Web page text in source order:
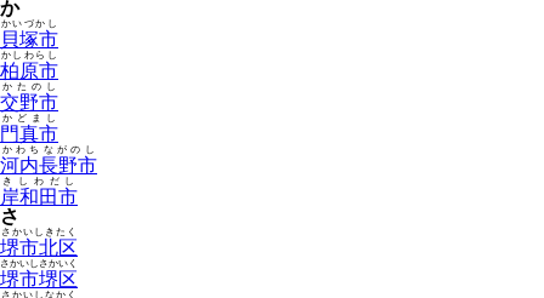
か
貝塚市
かいづかし
柏原市
かしわらし
交野市
かたのし
門真市
かどまし
河内長野市
かわちながのし
岸和田市
きしわだし
さ
堺市北区
さかいしきたく
堺市堺区
さかいしさかいく
さかいしなかく